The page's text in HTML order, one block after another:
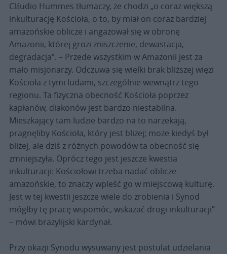
Cláudio Hummes tłumaczy, że chodzi „o coraz większą
inkulturację Kościoła, o to, by miał on coraz bardziej
amazońskie oblicze i angażował się w obronę
Amazonii, której grozi zniszczenie, dewastacja,
degradacja”. – Przede wszystkim w Amazonii jest za
mało misjonarzy. Odczuwa się wielki brak bliższej więzi
Kościoła z tymi ludami, szczególnie wewnątrz tego
regionu. Ta fizyczna obecność Kościoła poprzez
kapłanów, diakonów jest bardzo niestabilna.
Mieszkający tam ludzie bardzo na to narzekają,
pragnęliby Kościoła, który jest bliżej; może kiedyś był
bliżej, ale dziś z różnych powodów ta obecność się
zmniejszyła. Oprócz tego jest jeszcze kwestia
inkulturacji: Kościołowi trzeba nadać oblicze
amazońskie, to znaczy wpleść go w miejscową kulturę.
Jest w tej kwestii jeszcze wiele do zrobienia i Synod
mógłby tę pracę wspomóc, wskazać drogi inkulturacji”
– mówi brazylijski kardynał.
Przy okazji Synodu wysuwany jest postulat udzielania